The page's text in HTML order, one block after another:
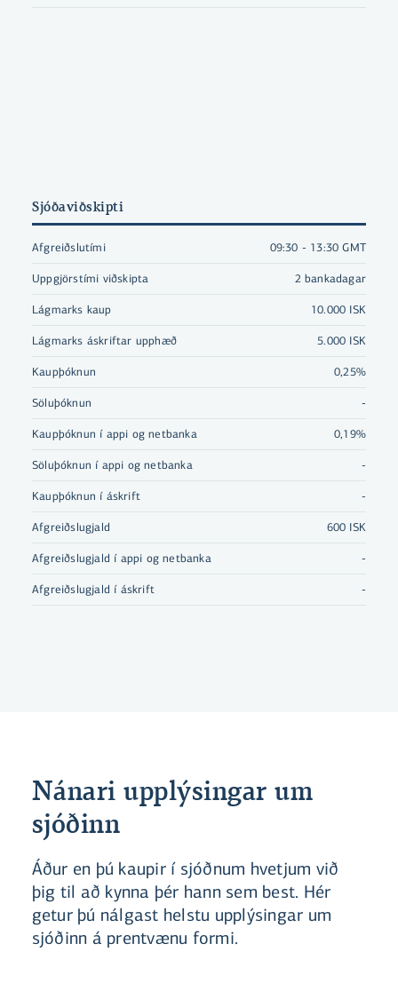
Sjóðaviðskipti
Afgreiðslutími 09:30 - 13:30 GMT
Uppgjörstími viðskipta 2 bankadagar
Lágmarks kaup 10.000 ISK
Lágmarks áskriftar upphæð 5.000 ISK
Kaupþóknun 0,25%
Söluþóknun -
Kaupþóknun í appi og netbanka 0,19%
Söluþóknun í appi og netbanka -
Kaupþóknun í áskrift -
Afgreiðslugjald 600 ISK
Afgreiðslugjald í appi og netbanka -
Afgreiðslugjald í áskrift -
Nánari upplýsingar um
sjóðinn
Áður en þú kaupir í sjóðnum hvetjum við
þig til að kynna þér hann sem best. Hér
getur þú nálgast helstu upplýsingar um
sjóðinn á prentvænu formi.